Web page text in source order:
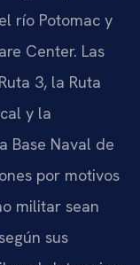
río Potomac y
Center. Las
3, la Ruta
y la
Base Naval de
por motivos
militar sean
sus